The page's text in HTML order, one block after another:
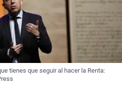
tienes que seguir al hacer la Renta: